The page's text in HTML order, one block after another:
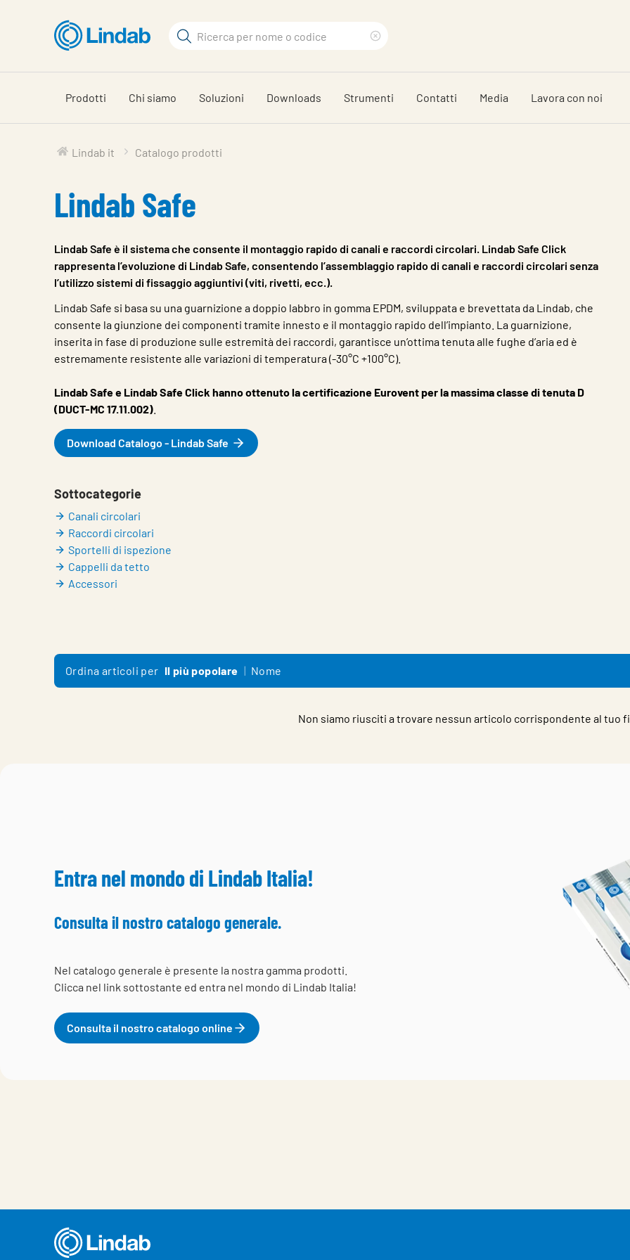
contenuto
principale
Cerca
search
phrase
Prodotti Chi siamo Soluzioni Downloads Strumenti Contatti Media Lavora con noi
Lindab it Catalogo prodotti
Lindab Safe
Lindab Safe è il sistema che consente il montaggio rapido di canali e raccordi circolari. Lindab Safe Click
rappresenta l’evoluzione di Lindab Safe, consentendo l’assemblaggio rapido di canali e raccordi circolari senza
l’utilizzo sistemi di fissaggio aggiuntivi (viti, rivetti, ecc.).
Lindab Safe si basa su una guarnizione a doppio labbro in gomma EPDM, sviluppata e brevettata da Lindab, che
consente la giunzione dei componenti tramite innesto e il montaggio rapido dell’impianto. La guarnizione,
inserita in fase di produzione sulle estremità dei raccordi, garantisce un’ottima tenuta alle fughe d’aria ed è
estremamente resistente alle variazioni di temperatura (-30°C +100°C).
Lindab Safe e Lindab Safe Click hanno ottenuto la certificazione Eurovent per la massima classe di tenuta D
(DUCT-MC 17.11.002)
Download Catalogo - Lindab Safe
Sottocategorie
Canali circolari
Raccordi circolari
Sportelli di ispezione
Cappelli da tetto
Accessori
Ordina articoli per Il più popolare Nome
Non siamo riusciti a trovare nessun articolo corrispondente al tuo
Entra nel mondo di Lindab Italia!
Consulta il nostro catalogo generale.
Nel catalogo generale è presente la nostra gamma prodotti.
Clicca nel link sottostante ed entra nel mondo di Lindab Italia!
Consulta il nostro catalogo online